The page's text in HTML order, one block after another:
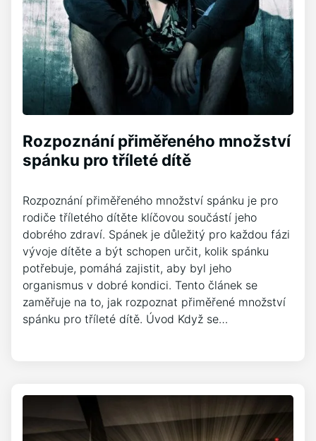
Rozpoznání přiměřeného množství
spánku pro tříleté dítě
Rozpoznání přiměřeného množství spánku je pro
rodiče tříletého dítěte klíčovou součástí jeho
dobrého zdraví. Spánek je důležitý pro každou fázi
vývoje dítěte a být schopen určit, kolik spánku
potřebuje, pomáhá zajistit, aby byl jeho
organismus v dobré kondici. Tento článek se
zaměřuje na to, jak rozpoznat přiměřené množství
spánku pro tříleté dítě. Úvod Když se…